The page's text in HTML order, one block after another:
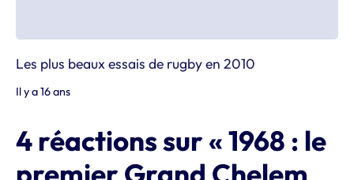
Les plus beaux essais de rugby en 2010
Il y a 16 ans
4 réactions sur « 1968 : le